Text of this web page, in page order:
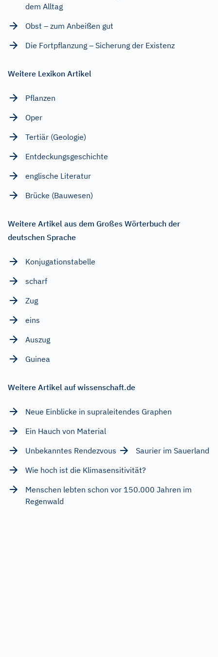
dem Alltag
Obst – zum Anbeißen gut
Die Fortpflanzung – Sicherung der Existenz
Weitere Lexikon Artikel
Pflanzen
Oper
Tertiär (Geologie)
Entdeckungsgeschichte
englische Literatur
Brücke (Bauwesen)
Weitere Artikel aus dem Großes Wörterbuch der
deutschen Sprache
Konjugationstabelle
scharf
Zug
eins
Auszug
Guinea
Weitere Artikel auf wissenschaft.de
Neue Einblicke in supraleitendes Graphen
Ein Hauch von Material
Unbekanntes Rendezvous
Saurier im Sauerland
Wie hoch ist die Klimasensitivität?
Menschen lebten schon vor 150.000 Jahren im
Regenwald